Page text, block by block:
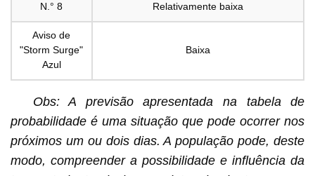
N.° 8 Relativamente baixa
Aviso de
"Storm Surge"
Azul
Baixa
Obs: A previsão apresentada na tabela de
probabilidade é uma situação que pode ocorrer nos
próximos um ou dois dias. A população pode, deste
modo, compreender a possibilidade e influência da